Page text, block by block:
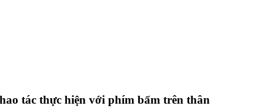
tác thực hiện với phím bấm trên thân